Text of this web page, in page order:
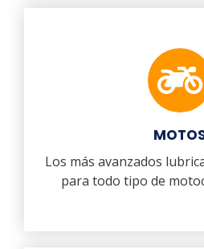
Los más avanzados
para todo tipo de